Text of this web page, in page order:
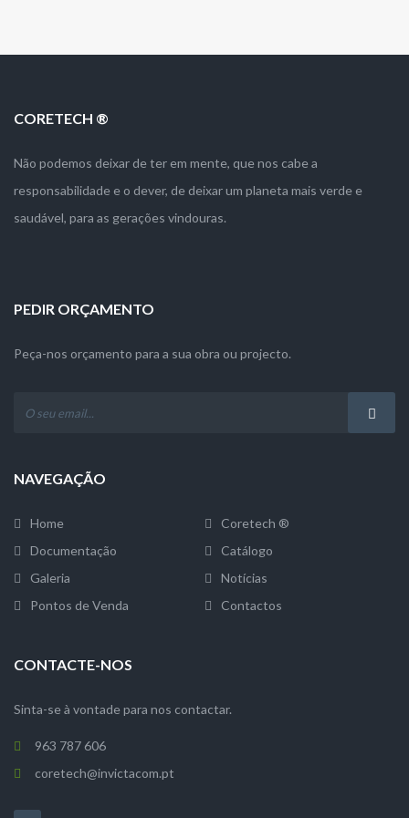
CORETECH ®
Não podemos deixar de ter em mente, que nos cabe a
responsabilidade e o dever, de deixar um planeta mais verde e
saudável, para as gerações vindouras.
PEDIR ORÇAMENTO
Peça-nos orçamento para a sua obra ou projecto.
NAVEGAÇÃO
Home
Coretech ®
Documentação
Catálogo
Galeria
Notícias
Pontos de Venda
Contactos
CONTACTE-NOS
Sinta-se à vontade para nos contactar.
963 787 606
coretech@invictacom.pt